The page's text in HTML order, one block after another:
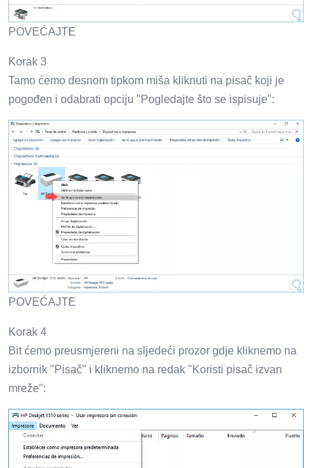
POVEĆAJTE
Korak 3
Tamo ćemo desnom tipkom miša kliknuti na pisač koji je
pogođen i odabrati opciju "Pogledajte što se ispisuje":
POVEĆAJTE
Korak 4
Bit ćemo preusmjereni na sljedeći prozor gdje kliknemo na
izbornik "Pisač" i kliknemo na redak "Koristi pisač izvan
mreže":